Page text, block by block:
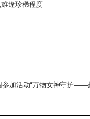
逢珍稀程度
参加活动“万物女神守护——